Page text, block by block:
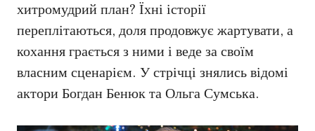
хитромудрий план? Їхні історії
переплітаються, доля продовжує жартувати, а
кохання грається з ними і веде за своїм
власним сценарієм. У стрічці знялись відомі
актори Богдан Бенюк та Ольга Сумська.